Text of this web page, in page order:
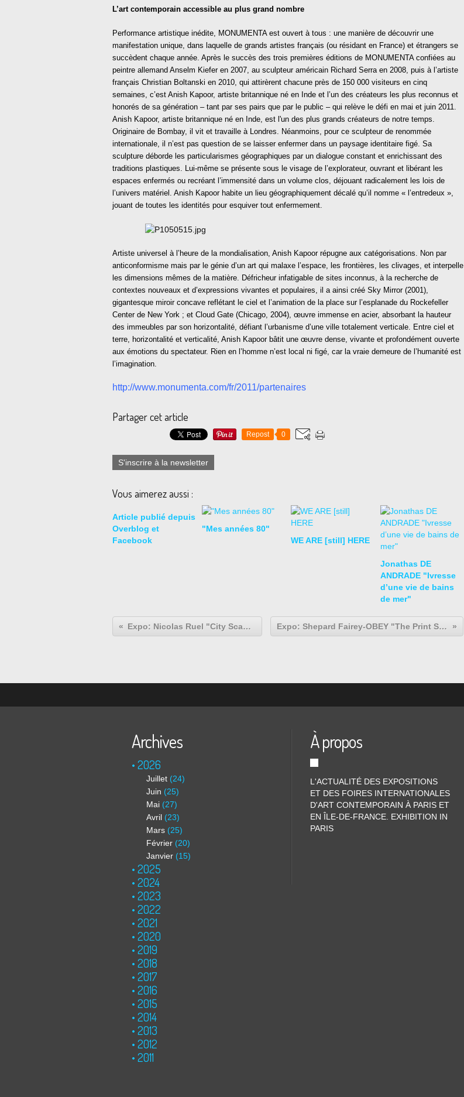
L’art contemporain accessible au plus grand nombre
Performance artistique inédite, MONUMENTA est ouvert à tous : une manière de découvrir une
manifestation unique, dans laquelle de grands artistes français (ou résidant en France) et étrangers se
succèdent chaque année. Après le succès des trois premières éditions de MONUMENTA confiées au
peintre allemand Anselm Kiefer en 2007, au sculpteur américain Richard Serra en 2008, puis à l’artiste
français Christian Boltanski en 2010, qui attirèrent chacune près de 150 000 visiteurs en cinq
semaines, c’est Anish Kapoor, artiste britannique né en Inde et l’un des créateurs les plus reconnus et
honorés de sa génération – tant par ses pairs que par le public – qui relève le défi en mai et juin 2011.
Anish Kapoor, artiste britannique né en Inde, est l'un des plus grands créateurs de notre temps.
Originaire de Bombay, il vit et travaille à Londres. Néanmoins, pour ce sculpteur de renommée
internationale, il n’est pas question de se laisser enfermer dans un paysage identitaire figé. Sa
sculpture déborde les particularismes géographiques par un dialogue constant et enrichissant des
traditions plastiques. Lui-même se présente sous le visage de l’explorateur, ouvrant et libérant les
espaces enfermés ou recréant l’immensité dans un volume clos, déjouant radicalement les lois de
l’univers matériel. Anish Kapoor habite un lieu géographiquement décalé qu’il nomme « l’entredeux »,
jouant de toutes les identités pour esquiver tout enfermement.
Artiste universel à l’heure de la mondialisation, Anish Kapoor répugne aux catégorisations. Non par
anticonformisme mais par le génie d’un art qui malaxe l’espace, les frontières, les clivages, et interpelle
les dimensions mêmes de la matière. Défricheur infatigable de sites inconnus, à la recherche de
contextes nouveaux et d’expressions vivantes et populaires, il a ainsi créé Sky Mirror (2001),
gigantesque miroir concave reflétant le ciel et l’animation de la place sur l’esplanade du Rockefeller
Center de New York ; et Cloud Gate (Chicago, 2004), œuvre immense en acier, absorbant la hauteur
des immeubles par son horizontalité, défiant l’urbanisme d’une ville totalement verticale. Entre ciel et
terre, horizontalité et verticalité, Anish Kapoor bâtit une œuvre dense, vivante et profondément ouverte
aux émotions du spectateur. Rien en l’homme n’est local ni figé, car la vraie demeure de l’humanité est
l’imagination.
http://www.monumenta.com/fr/2011/partenaires
Partager cet article
Repost 0
S'inscrire à la newsletter
Vous aimerez aussi :
Article publié depuis
Overblog et
Facebook
"Mes années 80"
WE ARE [still] HERE
Jonathas DE
ANDRADE "Ivresse
d’une vie de bains
de mer"
Expo: Nicolas Ruel "City Scape - Projet 8 secondes" Expo: Shepard Fairey-OBEY "The Print Show (rétropective 2004-2011)
Archives
2026
Juillet (24)
Juin (25)
Mai (27)
Avril (23)
Mars (25)
Février (20)
Janvier (15)
2025
2024
2023
2022
2021
2020
2019
2018
2017
2016
2015
2014
2013
2012
2011
À propos
L'ACTUALITÉ DES EXPOSITIONS
ET DES FOIRES INTERNATIONALES
D'ART CONTEMPORAIN À PARIS ET
EN ÎLE-DE-FRANCE. EXHIBITION IN
PARIS